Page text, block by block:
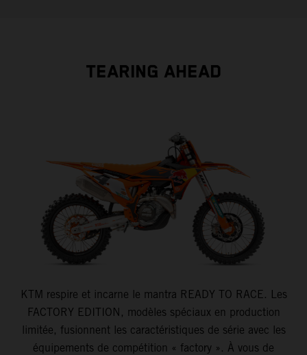
TEARING AHEAD
KTM respire et incarne le mantra READY TO RACE. Les
FACTORY EDITION, modèles spéciaux en production
limitée, fusionnent les caractéristiques de série avec les
équipements de compétition « factory ». À vous de